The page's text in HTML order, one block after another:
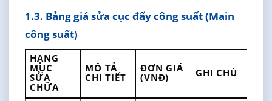
1.3. Bảng giá sửa cục đẩy công suất (Main
công suất)
HẠNG
MỤC
SỬA
CHỮA
MÔ TẢ
CHI TIẾT
ĐƠN GIÁ
(VNĐ) GHI CHÚ